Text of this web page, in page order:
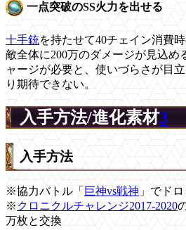
一点突破のSS火力を出せる
十手銃を持たせて40チェイン消費
敵全体に200万のダメージが見込め
ャージが必要と、使いづらさが目
り期待できない。
入手方法/進化素材3
入手方法
※協力バトル「 巨神vs戦神 」でド
※クロニクルチャレンジ2017-2020
万枚と交換